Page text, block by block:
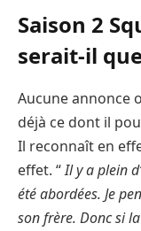
Saison 2
serait-il
Aucune annonce
déjà ce dont il
Il reconnaît en
effet. “Il y a plein
été abordées. Je
son frère. Donc si